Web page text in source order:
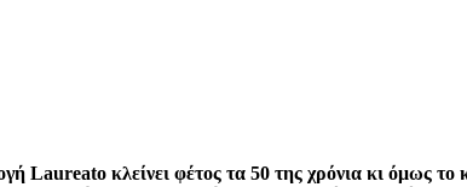
Laureato κλείνει φέτος τα 50 της χρόνια κι όμως